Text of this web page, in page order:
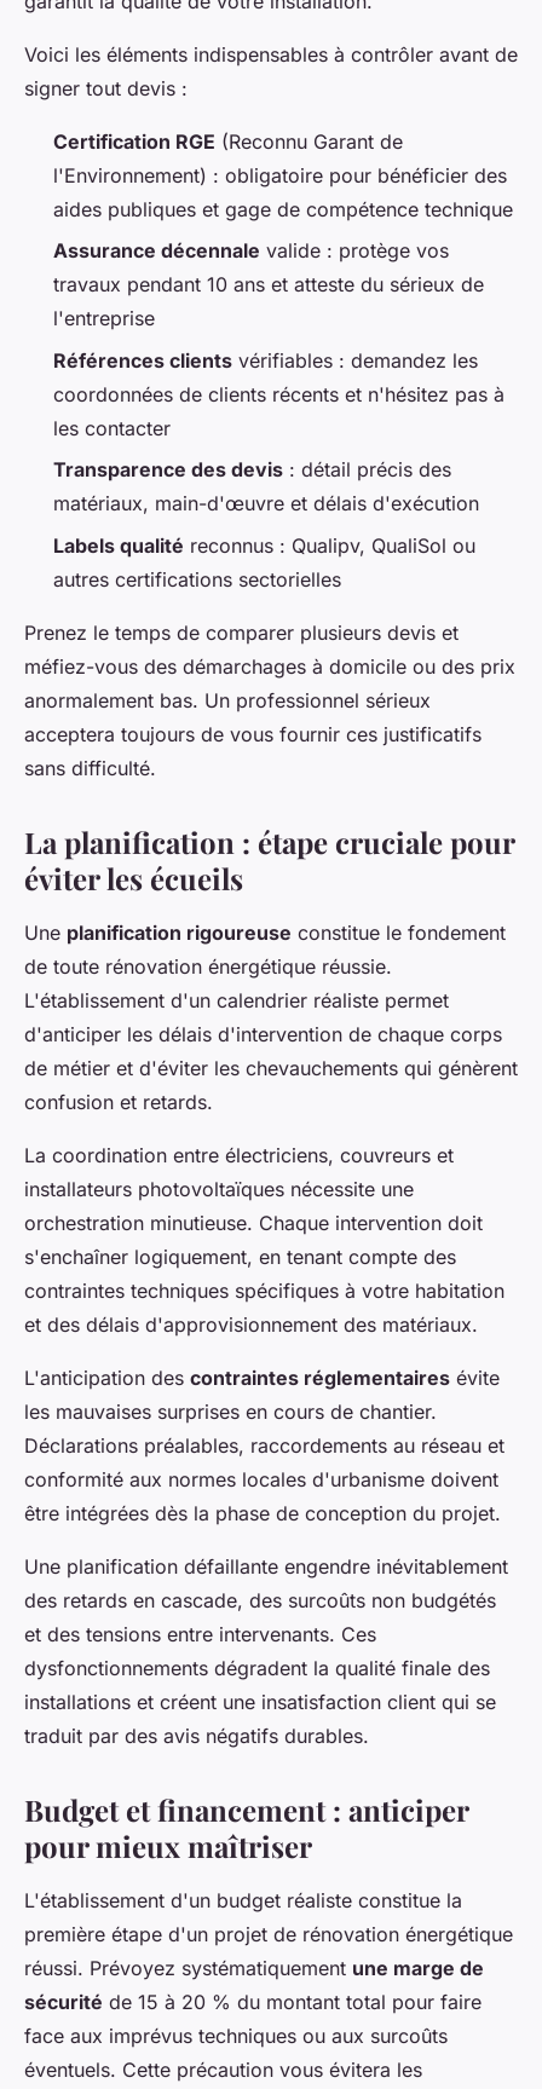
Voici les éléments indispensables à contrôler avant de
signer tout devis :
Certification RGE (Reconnu Garant de
l'Environnement) : obligatoire pour bénéficier des
aides publiques et gage de compétence technique
Assurance décennale valide : protège vos
travaux pendant 10 ans et atteste du sérieux de
l'entreprise
Références clients vérifiables : demandez les
coordonnées de clients récents et n'hésitez pas à
les contacter
Transparence des devis : détail précis des
matériaux, main-d'œuvre et délais d'exécution
Labels qualité reconnus : Qualipv, QualiSol ou
autres certifications sectorielles
Prenez le temps de comparer plusieurs devis et
méfiez-vous des démarchages à domicile ou des prix
anormalement bas. Un professionnel sérieux
acceptera toujours de vous fournir ces justificatifs
sans difficulté.
La planification : étape cruciale pour
éviter les écueils
Une planification rigoureuse constitue le fondement
de toute rénovation énergétique réussie.
L'établissement d'un calendrier réaliste permet
d'anticiper les délais d'intervention de chaque corps
de métier et d'éviter les chevauchements qui génèrent
confusion et retards.
La coordination entre électriciens, couvreurs et
installateurs photovoltaïques nécessite une
orchestration minutieuse. Chaque intervention doit
s'enchaîner logiquement, en tenant compte des
contraintes techniques spécifiques à votre habitation
et des délais d'approvisionnement des matériaux.
L'anticipation des contraintes réglementaires évite
les mauvaises surprises en cours de chantier.
Déclarations préalables, raccordements au réseau et
conformité aux normes locales d'urbanisme doivent
être intégrées dès la phase de conception du projet.
Une planification défaillante engendre inévitablement
des retards en cascade, des surcoûts non budgétés
et des tensions entre intervenants. Ces
dysfonctionnements dégradent la qualité finale des
installations et créent une insatisfaction client qui se
traduit par des avis négatifs durables.
Budget et financement : anticiper
pour mieux maîtriser
L'établissement d'un budget réaliste constitue la
première étape d'un projet de rénovation énergétique
réussi. Prévoyez systématiquement une marge de
sécurité de 15 à 20 % du montant total pour faire
face aux imprévus techniques ou aux surcoûts
éventuels. Cette précaution vous évitera les